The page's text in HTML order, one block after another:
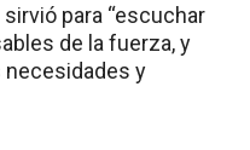
para “escuchar
de la fuerza, y
necesidades y